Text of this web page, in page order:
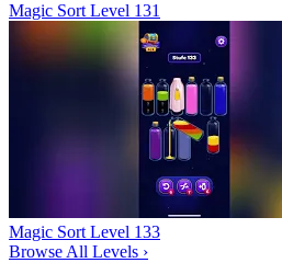
Magic Sort Level 131
Magic Sort Level 133
Browse All Levels ›